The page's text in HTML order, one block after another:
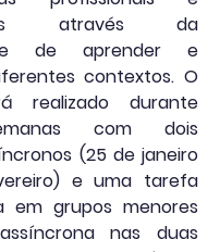
através da
de aprender e
contextos. O
realizado durante
com dois
(25 de janeiro
e uma tarefa
em grupos menores
nas duas